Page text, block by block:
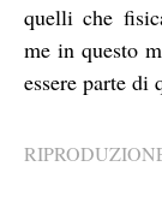
quelli che
me in questo
essere parte di